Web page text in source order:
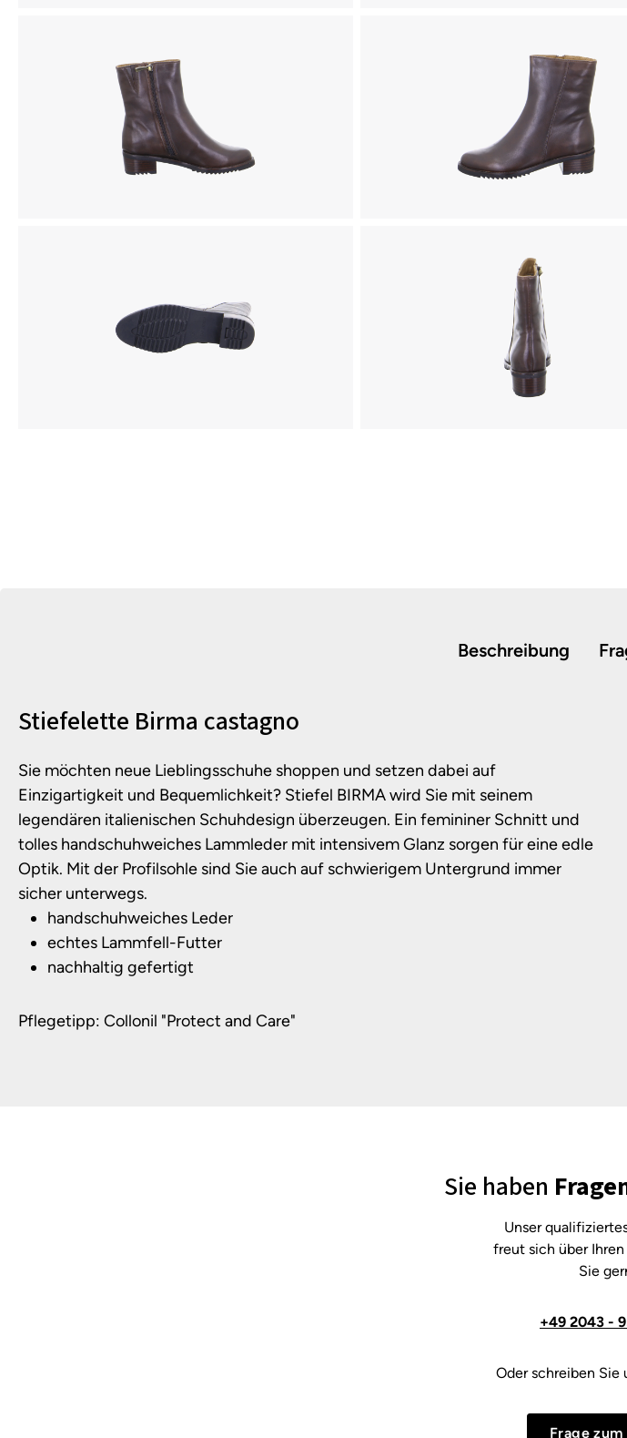
Beschreibung
Produktinformationen
Stiefelette Birma castagno
Sie möchten neue Lieblingsschuhe shoppen und setzen dabei auf
Einzigartigkeit und Bequemlichkeit? Stiefel BIRMA wird Sie mit seinem
legendären italienischen Schuhdesign überzeugen. Ein femininer Schnitt und
tolles handschuhweiches Lammleder mit intensivem Glanz sorgen für eine edle
Optik. Mit der Profilsohle sind Sie auch auf schwierigem Untergrund immer
sicher unterwegs.
handschuhweiches Leder
echtes Lammfell-Futter
nachhaltig gefertigt
Pflegetipp: Collonil "Protect and Care"
Sie haben
Unser
freut sich über
Sie
+49 2043 -
Oder schreiben Sie
Frage